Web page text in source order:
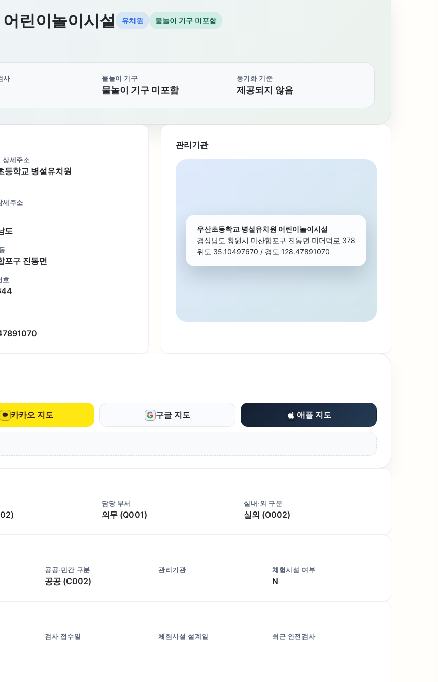
린이놀이시설 유치원 물놀이 기구 미포함
사 물놀이 기구
물놀이 기구 미포함
동기화 기준
제공되지 않음
상세주소
등학교 병설유치원
세주소
도
포구 진동면
호
관리기관
우산초등학교 병설유치원 어린이놀이시설
경상남도 창원시 마산합포구 진동면 미더덕로 378
위도 35.10497670 / 경도 128.47891070
카카오 지도 구글 지도 애플 지도
담당 부서
의무 (Q001)
실내·외 구분
실외 (O002)
공공·민간 구분
공공 (C002)
관리기관 체험시설 여부
N
검사 접수일 체험시설 설계일 최근 안전검사